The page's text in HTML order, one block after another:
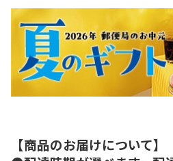
【商品のお届けについて】